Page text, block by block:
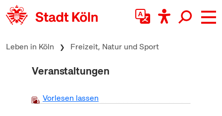
zum Inhalt springen
Leben in Köln Freizeit, Natur und Sport
Veranstaltungen
Vorlesen lassen